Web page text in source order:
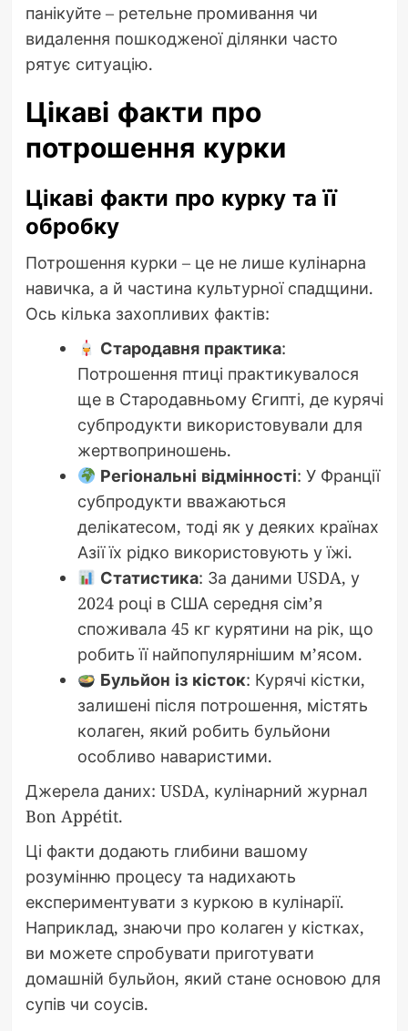
панікуйте – ретельне промивання чи
видалення пошкодженої ділянки часто
рятує ситуацію.
Цікаві факти про
потрошення курки
Цікаві факти про курку та її
обробку
Потрошення курки – це не лише кулінарна
навичка, а й частина культурної спадщини.
Ось кілька захопливих фактів:
Стародавня практика:
Потрошення птиці практикувалося
ще в Стародавньому Єгипті, де курячі
субпродукти використовували для
жертвоприношень.
Регіональні відмінності: У Франції
субпродукти вважаються
делікатесом, тоді як у деяких країнах
Азії їх рідко використовують у їжі.
Статистика: За даними USDA, у
2024 році в США середня сім’я
споживала 45 кг курятини на рік, що
робить її найпопулярнішим м’ясом.
Бульйон із кісток: Курячі кістки,
залишені після потрошення, містять
колаген, який робить бульйони
особливо наваристими.
Джерела даних: USDA, кулінарний журнал
Bon Appétit.
Ці факти додають глибини вашому
розумінню процесу та надихають
експериментувати з куркою в кулінарії.
Наприклад, знаючи про колаген у кістках,
ви можете спробувати приготувати
домашній бульйон, який стане основою для
супів чи соусів.